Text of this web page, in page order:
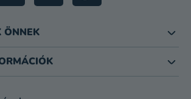
ÖNNEK